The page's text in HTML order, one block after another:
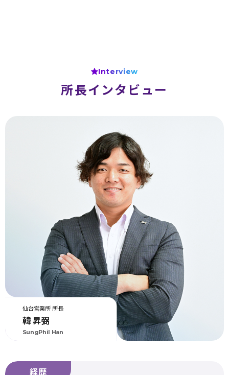
Interview
所長インタビュー
仙台営業所 所長
韓 昇弼
SungPhil Han